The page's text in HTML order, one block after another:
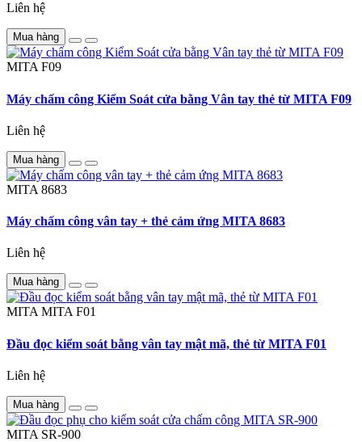
Liên hệ
Mua hàng
MITA F09
Máy chấm công Kiểm Soát cửa bằng Vân tay thẻ từ MITA F09
Liên hệ
Mua hàng
MITA 8683
Máy chấm công vân tay + thẻ cảm ứng MITA 8683
Liên hệ
Mua hàng
MITAMITA F01
Đầu đọc kiểm soát bằng vân tay mật mã, thẻ từ MITA F01
Liên hệ
Mua hàng
MITA SR-900